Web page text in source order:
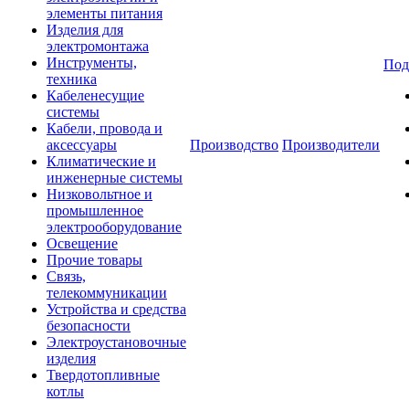
элементы питания
Изделия для
электромонтажа
Инструменты,
техника
Кабеленесущие
системы
Кабели, провода и
аксессуары
Климатические и
инженерные системы
Низковольтное и
промышленное
электрооборудование
Освещение
Прочие товары
Связь,
телекоммуникации
Устройства и средства
безопасности
Электроустановочные
изделия
Твердотопливные
котлы
Производство Производители